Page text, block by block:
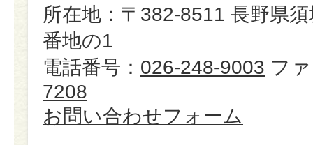
所在地：〒382-8511 長野県
番地の1
電話番号： 026-248-9003 フ
7208
お問い合わせフォーム